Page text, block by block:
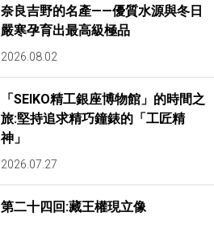
奈良吉野的名產——優質水源與冬日
嚴寒孕育出最高級極品
2026.08.02
「SEIKO精工銀座博物館」的時間之
旅:堅持追求精巧鐘錶的「工匠精
神」
2026.07.27
第二十四回:藏王權現立像